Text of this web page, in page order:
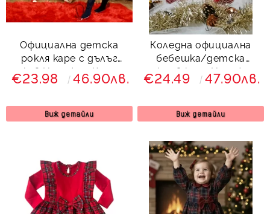
Официална детска
рокля каре с дълъг
ръкав Надежда Карена
€23.98 46.90лв.
Виж детайли
Коледна официална
бебешка/детска
рокля в каре Надежда
с дълъг ръкав и тюл в
€24.49 47.90лв.
Виж детайли